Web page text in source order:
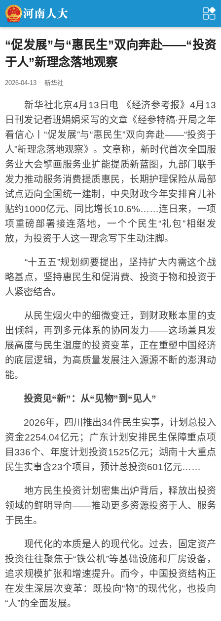
“促发展”与“惠民生”双向奔赴——“投资
于人”新理念落地观察
2026-04-13 新华社
新华社北京4月13日电 《经济参考报》4月13
日刊发记者班娟娟采写的文章《经参特稿·开局之年
看信心丨“促发展”与“惠民生”双向奔赴——“投资于
人”新理念落地观察》。文章称，新时代首次全国服
务业大会擘画服务业扩能提质新蓝图，九部门联手
发力推动服务消费提质惠民，长期护理保险从局部
试点迈向全国统一建制，中央财政今年安排育儿补
贴约1000亿元、同比增长10.6%……连日来，一项
项重磅部署接连落地，一个个民生“礼包”相继发
放，为投资于人这一理念写下生动注脚。
“十五五”规划纲要提出，坚持扩大内需这个战
略基点，坚持惠民生和促消费、投资于物和投资于
人紧密结合。
从民生烟火中的细微变迁，到财政账本里的支
出倾斜，再到多元体系的协同发力——这场兼具发
展高度与民生温度的投资变革，正在重塑中国经济
的底层逻辑，为高质量发展注入源源不断的澎湃动
能。
投资见“新”：从“见物”到“见人”
2026年，四川推出34件民生实事，计划总投入
资金2254.04亿元；广东计划安排民生保障重点项
目336个、年度计划投资1525亿元；湖南十大重点
民生实事含23个项目，预计总投资601亿元……
地方民生投资计划密集出炉背后，释放出投资
领域的鲜明导向——推动更多资源投资于人、服务
于民生。
现代化的本质是人的现代化。过去，固定资产
投资往往聚焦于“铁公机”等基础设施和厂房设备，
追求规模扩张和增速提升。而今，中国投资结构正
在发生深层次变革：既投向“物”的现代化，也投向
“人”的全面发展。